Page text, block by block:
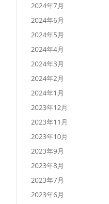
2024年7月
2024年6月
2024年5月
2024年4月
2024年3月
2024年2月
2024年1月
2023年12月
2023年11月
2023年10月
2023年9月
2023年8月
2023年7月
2023年6月